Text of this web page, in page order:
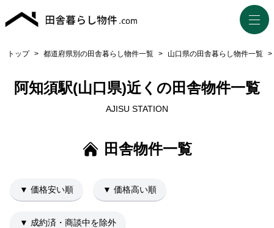
トップ > 都道府県別の田舎暮らし物件一覧 > 山口県の田舎暮らし物件一覧 >
阿知須駅(山口県)近くの田舎物件一覧
AJISU STATION
田舎物件一覧
▼ 価格安い順 ▼ 価格高い順
▼ 成約済・商談中を除外